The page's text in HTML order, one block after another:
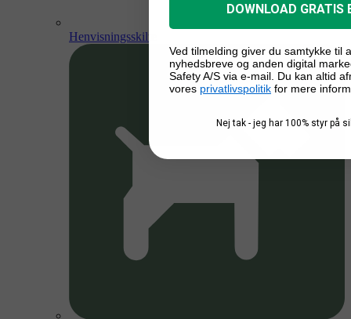
Henvisningsskilte
DOWNLOAD GRATIS
Ved tilmelding giver du samtykke til
nyhedsbreve og anden digital
Safety A/S via e-mail. Du kan altid
vores privatlivspolitik for mere
Nej tak - jeg har 100% styr på